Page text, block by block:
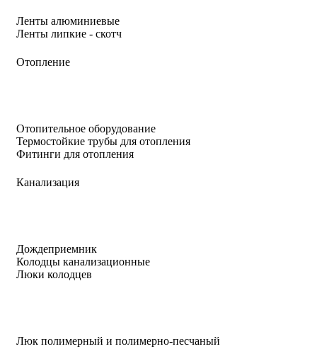
Ленты алюминиевые
Ленты липкие - скотч
Отопление
Отопительное оборудование
Термостойкие трубы для отопления
Фитинги для отопления
Канализация
Дождеприемник
Колодцы канализационные
Люки колодцев
Люк полимерный и полимерно-песчаный